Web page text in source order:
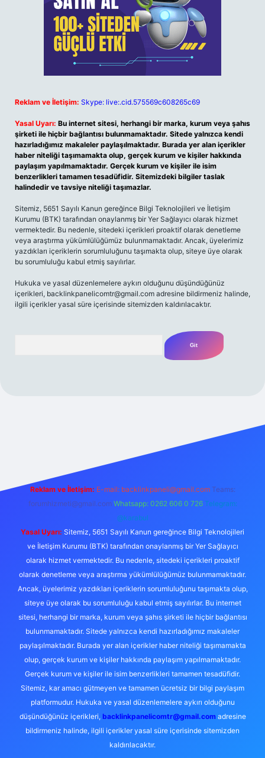
Reklam ve İletişim: Skype: live:.cid.575569c608265c69
Yasal Uyarı: Bu internet sitesi, herhangi bir marka, kurum veya şahıs
şirketi ile hiçbir bağlantısı bulunmamaktadır. Sitede yalnızca kendi
hazırladığımız makaleler paylaşılmaktadır. Burada yer alan içerikler
haber niteliği taşımamakta olup, gerçek kurum ve kişiler hakkında
paylaşım yapılmamaktadır. Gerçek kurum ve kişiler ile isim
benzerlikleri tamamen tesadüfidir. Sitemizdeki bilgiler taslak
halindedir ve tavsiye niteliği taşımazlar.
Sitemiz, 5651 Sayılı Kanun gereğince Bilgi Teknolojileri ve İletişim
Kurumu (BTK) tarafından onaylanmış bir Yer Sağlayıcı olarak hizmet
vermektedir. Bu nedenle, sitedeki içerikleri proaktif olarak denetleme
veya araştırma yükümlülüğümüz bulunmamaktadır. Ancak, üyelerimiz
yazdıkları içeriklerin sorumluluğunu taşımakta olup, siteye üye olarak
bu sorumluluğu kabul etmiş sayılırlar.
Hukuka ve yasal düzenlemelere aykırı olduğunu düşündüğünüz
içerikleri, backlinkpanelicomtr@gmail.com adresine bildirmeniz halinde,
ilgili içerikler yasal süre içerisinde sitemizden kaldırılacaktır.
Reklam ve İletişim: E-mail: backlinkpaneli@gmail.com Teams:
forumhizmeti@gmail.com Whatsapp: 0262 606 0 726 Telegram:
@karabul
Yasal Uyarı: Sitemiz, 5651 Sayılı Kanun gereğince Bilgi Teknolojileri
ve İletişim Kurumu (BTK) tarafından onaylanmış bir Yer Sağlayıcı
olarak hizmet vermektedir. Bu nedenle, sitedeki içerikleri proaktif
olarak denetleme veya araştırma yükümlülüğümüz bulunmamaktadır.
Ancak, üyelerimiz yazdıkları içeriklerin sorumluluğunu taşımakta olup,
siteye üye olarak bu sorumluluğu kabul etmiş sayılırlar. Bu internet
sitesi, herhangi bir marka, kurum veya şahıs şirketi ile hiçbir bağlantısı
bulunmamaktadır. Sitede yalnızca kendi hazırladığımız makaleler
paylaşılmaktadır. Burada yer alan içerikler haber niteliği taşımamakta
olup, gerçek kurum ve kişiler hakkında paylaşım yapılmamaktadır.
Gerçek kurum ve kişiler ile isim benzerlikleri tamamen tesadüfidir.
Sitemiz, kar amacı gütmeyen ve tamamen ücretsiz bir bilgi paylaşım
platformudur. Hukuka ve yasal düzenlemelere aykırı olduğunu
düşündüğünüz içerikleri, backlinkpanelicomtr@gmail.comadresine
bildirmeniz halinde, ilgili içerikler yasal süre içerisinde sitemizden
kaldırılacaktır.